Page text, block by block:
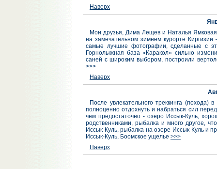
Наверх
Мои друзья, Дима Лещев и Наталья
на замечательном зимнем курорте
самые лучшие фотографии, сделанные с
Горнолыжная база «Каракол» сильно
саней с широким выбором, построили
>>>
Наверх
После увлекательного треккинга
полноценно отдохнуть и набраться сил
чем предостаточно - озеро Иссык-Куль,
родственниками, рыбалка и много другое,
Иссык-Куль, рыбалка на озере Иссык-Куль и
Иссык-Куль, Боомское ущелье >>>
Наверх